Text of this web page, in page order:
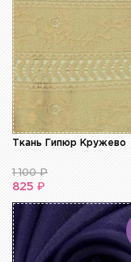
Ткань Гипюр Кружево
1 100₽
825 ₽